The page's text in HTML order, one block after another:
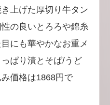
上げた厚切り牛タン
の良いとろろや錦糸
にも華やかなお重メ
ぱり漬とそば/うど
価格は1868円で